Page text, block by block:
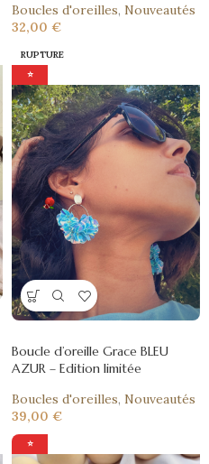
Boucles d'oreilles, Nouveautés
32,00 €
RUPTURE
⭐
Boucle d’oreille Grace BLEU
AZUR – Edition limitée
Boucles d'oreilles, Nouveautés
39,00 €
⭐